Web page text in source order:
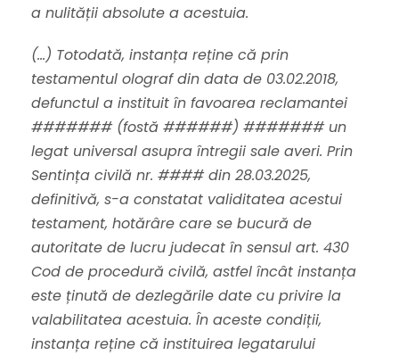
a nulității absolute a acestuia.
(…) Totodată, instanța reține că prin
testamentul olograf din data de 03.02.2018,
defunctul a instituit în favoarea reclamantei
####### (fostă ######) ####### un
legat universal asupra întregii sale averi. Prin
Sentința civilă nr. #### din 28.03.2025,
definitivă, s-a constatat validitatea acestui
testament, hotărâre care se bucură de
autoritate de lucru judecat în sensul art. 430
Cod de procedură civilă, astfel încât instanța
este ținută de dezlegările date cu privire la
valabilitatea acestuia. În aceste condiții,
instanța reține că instituirea legatarului